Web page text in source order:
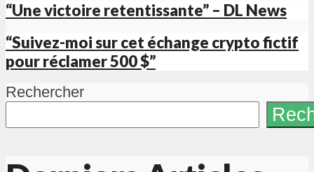
“Une victoire retentissante” – DL News
“Suivez-moi sur cet échange crypto fictif
pour réclamer 500 $”
Rechercher